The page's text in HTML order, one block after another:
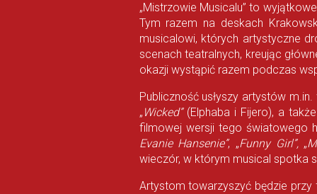
„Mistrzowie Musicalu” to
Tym razem na deskach
musicalowi, których artystyczne
scenach teatralnych, kreując
okazji wystąpić razem podczas
Publiczność usłyszy artystów
„ Wicked” (Elphaba i Fijero), a
filmowej wersji tego światowego
Evanie Hansenie”, „Funny Girl”,„
wieczór, w którym musical spotka
Artystom towarzyszyć będzie